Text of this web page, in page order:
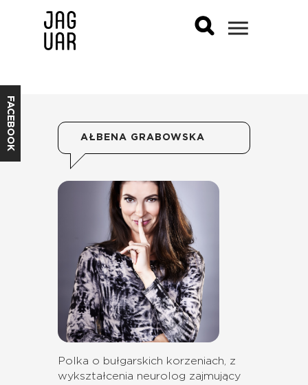
FACEBOOK AŁBENA GRABOWSKA
Polka o bułgarskich korzeniach, z
wykształcenia neurolog zajmujący